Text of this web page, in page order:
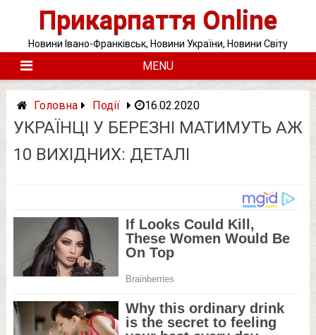
Прикарпаття Online
Новини Івано-Франківськ, Новини України, Новини Світу
MENU
Головна Події 16.02.2020
УКРАЇНЦІ У БЕРЕЗНІ МАТИМУТЬ АЖ
10 ВИХІДНИХ: ДЕТАЛІ